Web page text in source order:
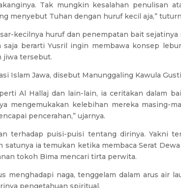
Tak mungkin kesalahan penulisan
menyebut Tuhan dengan huruf kecil aja,”
kecilnya huruf dan penempatan bait
saja berarti Yusril ingin membawa konsep
jiwa tersebut.
Islam Jawa, disebut Manunggaling Kawula
Al Hallaj dan lain-lain, ia ceritakan dalam
mengemukakan kelebihan mereka masing-
pencerahan,” ujarnya.
terhadap puisi-puisi tentang dirinya. Yakni
ia temukan ketika membaca Serat Dewa
tokoh Bima mencari tirta perwita.
menghadapi naga, tenggelam dalam arus air
pengetahuan spiritual.